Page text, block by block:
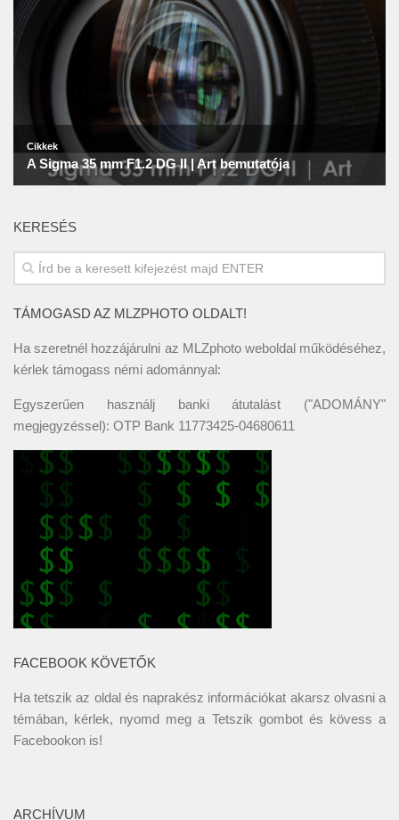
KERESÉS
TÁMOGASD AZ MLZPHOTO OLDALT!
Ha szeretnél hozzájárulni az MLZphoto weboldal működéséhez,
kérlek támogass némi adománnyal:
Egyszerűen használj banki átutalást ("ADOMÁNY"
megjegyzéssel): OTP Bank 11773425-04680611
FACEBOOK KÖVETŐK
Ha tetszik az oldal és naprakész információkat akarsz olvasni a
témában, kérlek, nyomd meg a Tetszik gombot és kövess a
Facebookon is!
ARCHÍVUM